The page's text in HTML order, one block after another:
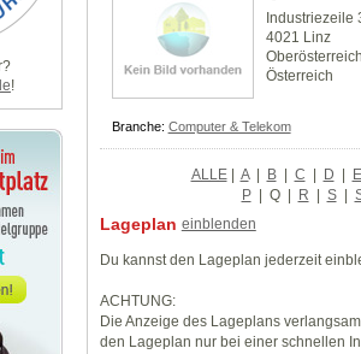
!
Industriezeile
4021 Linz
Österreich
Branche: Computer & Telekom
ALLE| A | B | C | D | E
P | Q| R | S |
Lageplan einblenden
Du kannst den Lageplan jederzeit
ACHTUNG:
Die Anzeige des Lageplans
den Lageplan nur bei einer schnellen